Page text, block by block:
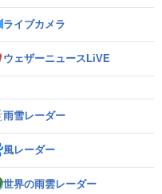
ライブカメラ
ウェザーニュースLiVE
雨雪レーダー
風レーダー
世界の雨雲レーダー